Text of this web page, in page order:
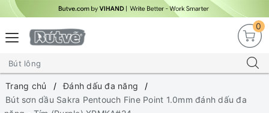
0
Trang chủ
Đánh dấu đa năng
Bút sơn dầu Sakra Pentouch Fine Point 1.0mm đánh dấu đa